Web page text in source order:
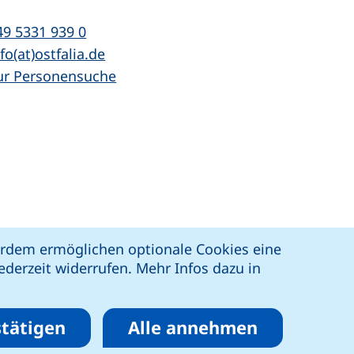
ermöglichen optionale Cookies eine
widerrufen. Mehr Infos dazu in
Alle annehmen
5331 939 0(startet einen Telefonanruf, wenn Ihr
(öffnet Ihr E-Mail-Programm)
Personensuche